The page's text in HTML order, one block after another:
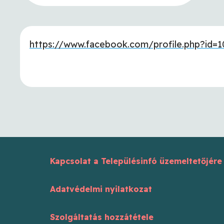
https://www.facebook.com/
Kapcsolat a Településinfó üzemeltetőjére
Adatvédelmi nyilatkozat
Szolgáltatás hozzátétele